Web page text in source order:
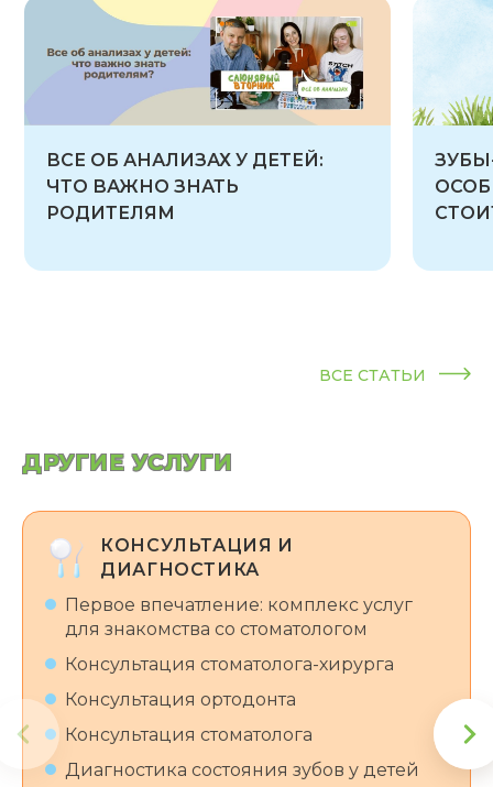
ВСЕ ОБ АНАЛИЗАХ У ДЕТЕЙ:
ЧТО ВАЖНО ЗНАТЬ
РОДИТЕЛЯМ
ВСЕ СТАТЬИ
ДРУГИЕ УСЛУГИ
КОНСУЛЬТАЦИЯ И
ДИАГНОСТИКА
Первое впечатление: комплекс услуг
для знакомства со стоматологом
Консультация стоматолога-хирурга
Консультация ортодонта
Консультация стоматолога
Диагностика состояния зубов у детей